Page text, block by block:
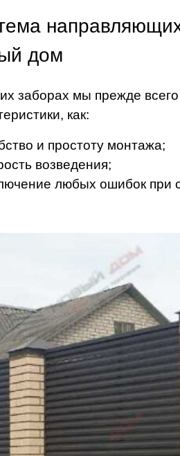
дом
заборах мы прежде
как:
и простоту монтажа;
возведения;
любых ошибок при